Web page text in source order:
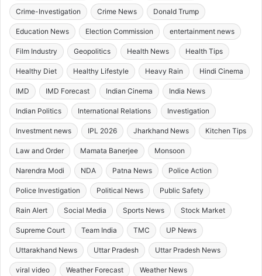
Crime-Investigation Crime News Donald Trump
Education News Election Commission entertainment news
Film Industry Geopolitics Health News Health Tips
Healthy Diet Healthy Lifestyle Heavy Rain Hindi Cinema
IMD IMD Forecast Indian Cinema India News
Indian Politics International Relations Investigation
Investment news IPL 2026 Jharkhand News Kitchen Tips
Law and Order Mamata Banerjee Monsoon
Narendra Modi NDA Patna News Police Action
Police Investigation Political News Public Safety
Rain Alert Social Media Sports News Stock Market
Supreme Court Team India TMC UP News
Uttarakhand News Uttar Pradesh Uttar Pradesh News
viral video Weather Forecast Weather News